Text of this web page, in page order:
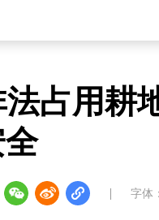
占用耕
字体：